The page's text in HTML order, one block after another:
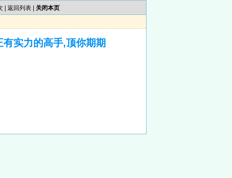
| 返回列表 关闭本页
实力的高手,顶你期期